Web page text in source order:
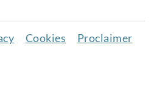
Cookies
Proclaimer